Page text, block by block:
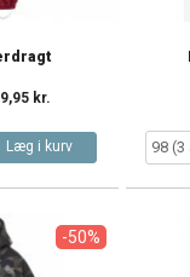
kr.
Læg i kurv
-50%